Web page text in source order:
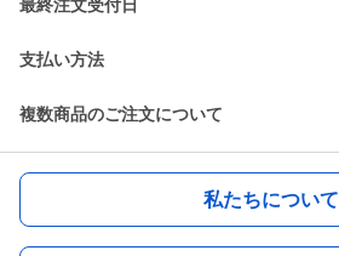
最終注文受付日
支払い方法
複数商品のご注文について
私たちについて